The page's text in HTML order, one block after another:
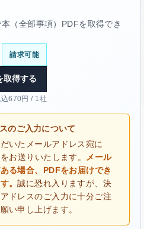
（全部事項）PDFを取得でき
請求可能
取得する
670円 / 1社
のご入力について
いたメールアドレス宛に
お送りいたします。
メール
る場合、PDFをお届けでき
。誠に恐れ入りますが、決
ドレスのご入力に十分ご注
い申し上げます。